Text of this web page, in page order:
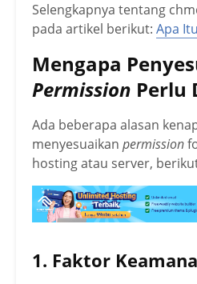
Selengkapnya tentang
pada artikel berikut: Apa
Mengapa
Permission Perlu
Ada beberapa alasan
menyesuaikan permission
hosting atau server,
1. Faktor